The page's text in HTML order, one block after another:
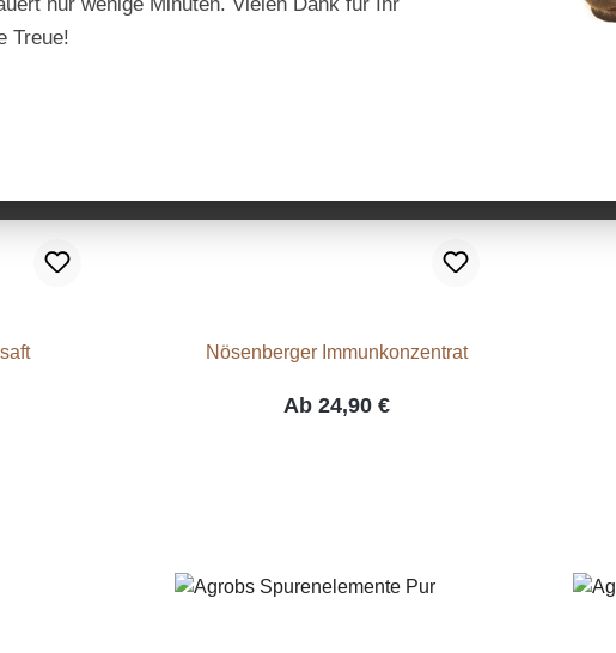
Nösenberger Immunkonzentrat
Ab 24,90 €
nur wenige Minuten. Vielen Dank für Ihr
Treue!